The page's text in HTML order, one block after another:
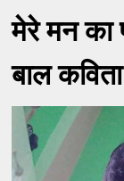
मेरे मन
बाल